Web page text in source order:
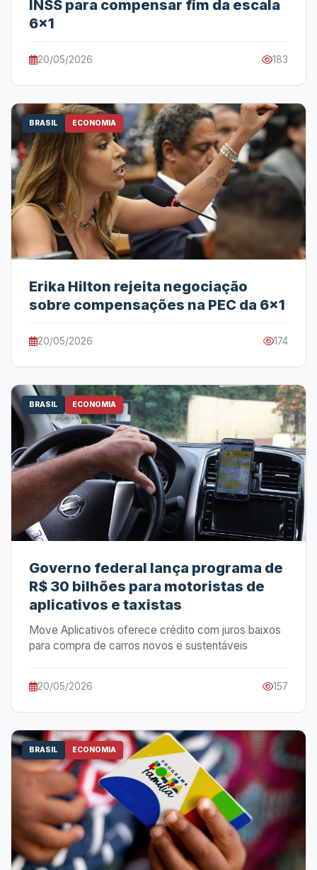
INSS para compensar fim da escala
6x1
20/05/2026 183
BRASIL ECONOMIA
Erika Hilton rejeita negociação
sobre compensações na PEC da 6x1
20/05/2026 174
BRASIL ECONOMIA
Governo federal lança programa de
R$ 30 bilhões para motoristas de
aplicativos e taxistas
Move Aplicativos oferece crédito com juros baixos
para compra de carros novos e sustentáveis
20/05/2026 157
BRASIL ECONOMIA